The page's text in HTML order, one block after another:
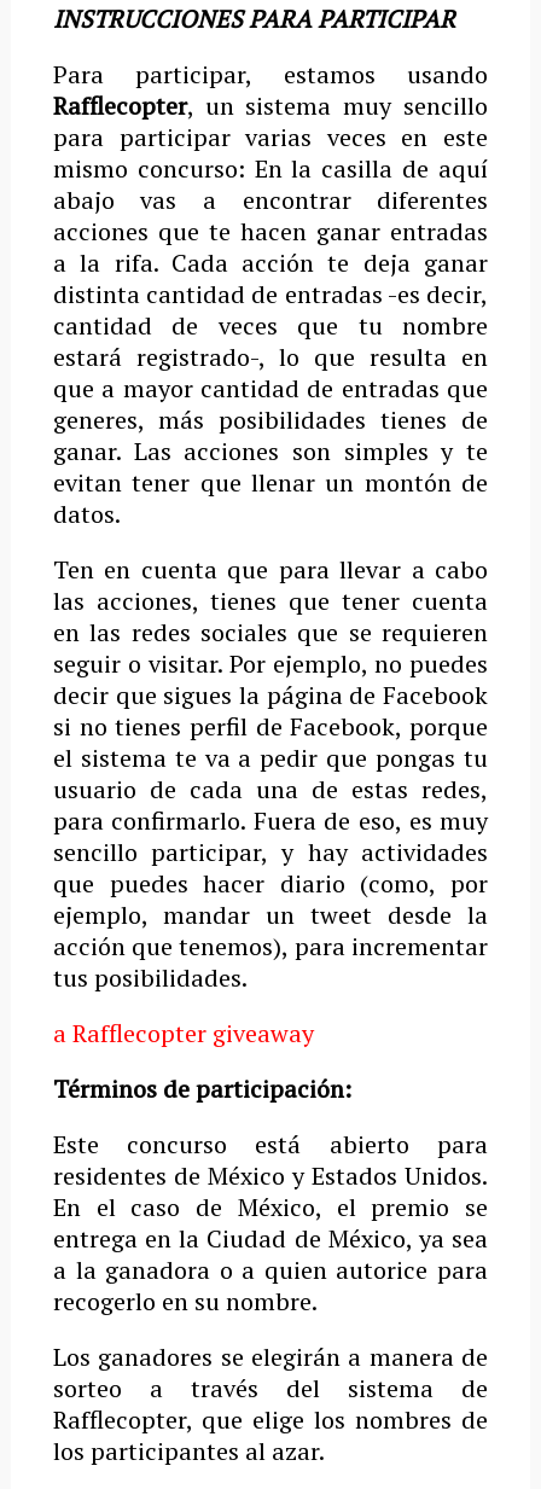
INSTRUCCIONES PARA PARTICIPAR
Para participar, estamos usando
Rafflecopter, un sistema muy sencillo
para participar varias veces en este
mismo concurso: En la casilla de aquí
abajo vas a encontrar diferentes
acciones que te hacen ganar entradas
a la rifa. Cada acción te deja ganar
distinta cantidad de entradas -es decir,
cantidad de veces que tu nombre
estará registrado-, lo que resulta en
que a mayor cantidad de entradas que
generes, más posibilidades tienes de
ganar. Las acciones son simples y te
evitan tener que llenar un montón de
datos.
Ten en cuenta que para llevar a cabo
las acciones, tienes que tener cuenta
en las redes sociales que se requieren
seguir o visitar. Por ejemplo, no puedes
decir que sigues la página de Facebook
si no tienes perfil de Facebook, porque
el sistema te va a pedir que pongas tu
usuario de cada una de estas redes,
para confirmarlo. Fuera de eso, es muy
sencillo participar, y hay actividades
que puedes hacer diario (como, por
ejemplo, mandar un tweet desde la
acción que tenemos), para incrementar
tus posibilidades.
a Rafflecopter giveaway
Términos de participación:
Este concurso está abierto para
residentes de México y Estados Unidos.
En el caso de México, el premio se
entrega en la Ciudad de México, ya sea
a la ganadora o a quien autorice para
recogerlo en su nombre.
Los ganadores se elegirán a manera de
sorteo a través del sistema de
Rafflecopter, que elige los nombres de
los participantes al azar.